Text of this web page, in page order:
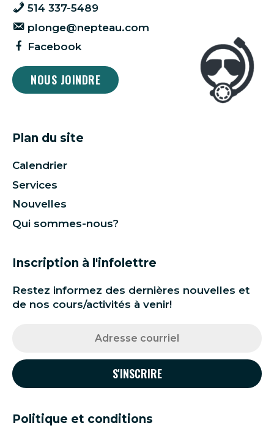
514 337-5489
plonge@nepteau.com
Facebook
NOUS JOINDRE
Plan du site
Calendrier
Services
Nouvelles
Qui sommes-nous?
Inscription à l'infolettre
Restez informez des dernières nouvelles et
de nos cours/activités à venir!
Politique et conditions